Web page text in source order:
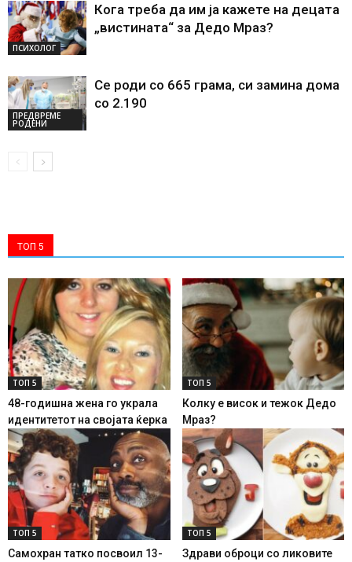
ПСИХОЛОГ
Кога треба да им ја кажете на децата
„вистината“ за Дедо Мраз?
ПРЕДВРЕМЕ
РОДЕНИ
Се роди со 665 грама, си замина дома
со 2.190
ТОП 5
ТОП 5
48-годишна жена го украла
идентитетот на својата ќерка
ТОП 5
Колку е висок и тежок Дедо
Мраз?
ТОП 5
Самохран татко посвоил 13-
ТОП 5
Здрави оброци со ликовите